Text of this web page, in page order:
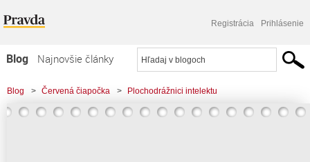
Registrácia Prihlásenie
Blog
Najnovšie články
Najčítanejšie články
Najkomentovanejšie články
Blog > Červená čiapočka > Plochodrážnici intelektu